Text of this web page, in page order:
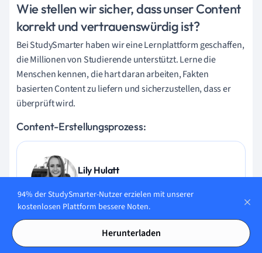
Wie stellen wir sicher, dass unser Content
korrekt und vertrauenswürdig ist?
Bei StudySmarter haben wir eine Lernplattform geschaffen,
die Millionen von Studierende unterstützt. Lerne die
Menschen kennen, die hart daran arbeiten, Fakten
basierten Content zu liefern und sicherzustellen, dass er
überprüft wird.
Content-Erstellungsprozess:
Lily Hulatt
Jahren Erfahrung in Content-Strategie und Curriculum-
94% der StudySmarter-Nutzer erzielen mit unserer
kostenlosen Plattform bessere Noten.
Herunterladen